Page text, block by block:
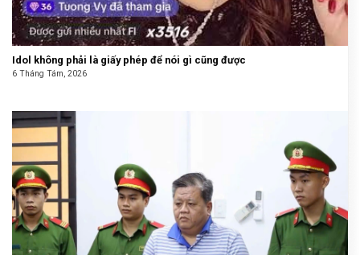
Idol không phải là giấy phép để nói gì cũng được
6 Tháng Tám, 2026